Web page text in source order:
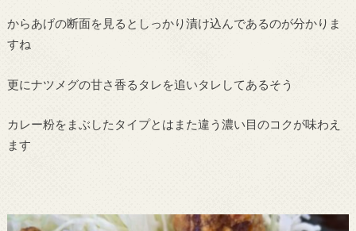
からあげの断面を見るとしっかり漬け込んであるのが分かりま
すね
更にナツメグの甘さ香るタレを追いタレしてあるそう
カレー粉をまぶしたタイプとはまた違う濃い目のコクが味わえ
ます